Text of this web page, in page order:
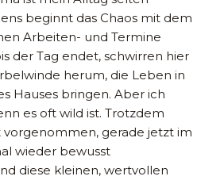
beginnt das Chaos mit dem
Arbeiten- und Termine
der Tag endet, schwirren hier
herum, die Leben in
Hauses bringen. Aber ich
es oft wild ist. Trotzdem
vorgenommen, gerade jetzt im
wieder bewusst
diese kleinen, wertvollen